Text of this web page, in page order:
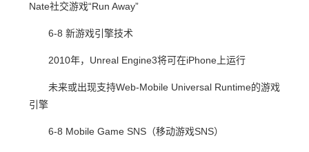
Nate社交游戏“Run Away”
6-8 新游戏引擎技术
2010年，Unreal Engine3将可在iPhone上运行
未来或出现支持Web-Mobile Universal Runtime的游戏
引擎
6-8 Mobile Game SNS（移动游戏SNS）